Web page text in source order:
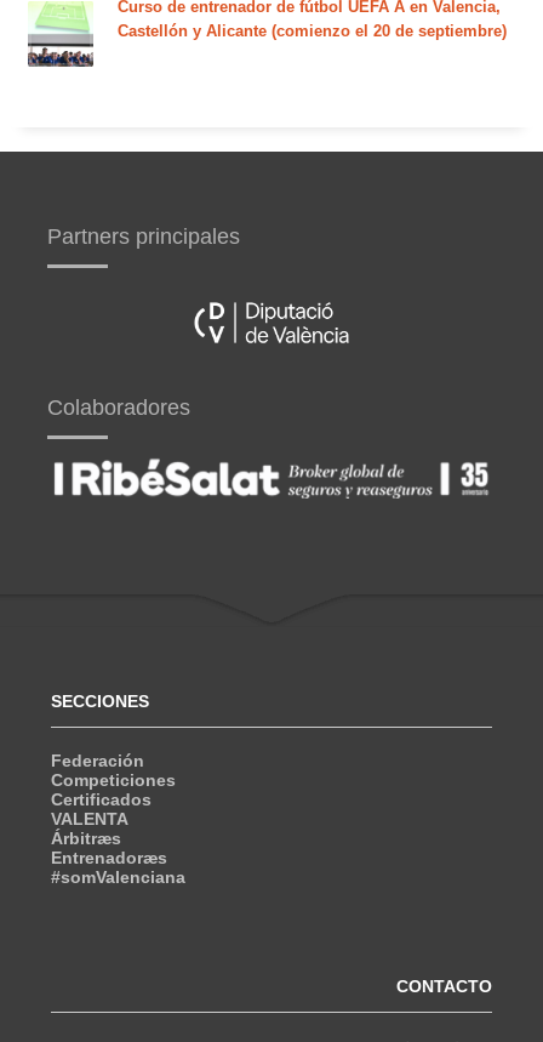
Curso de entrenador de fútbol UEFA A en Valencia,
Castellón y Alicante (comienzo el 20 de septiembre)
Partners principales
Colaboradores
SECCIONES
Federación
Competiciones
Certificados
VALENTA
Árbitræs
Entrenadoræs
#somValenciana
CONTACTO